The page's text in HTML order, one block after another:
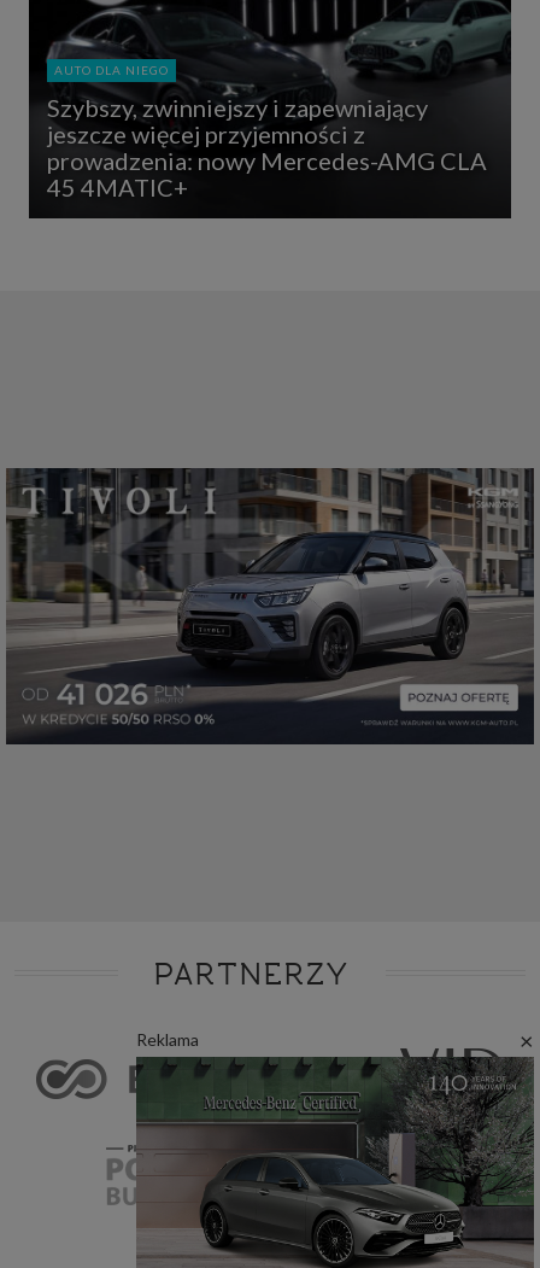
Reklama ×
AUTO DLA NIEGO
Szybszy, zwinniejszy i zapewniający
jeszcze więcej przyjemności z
prowadzenia: nowy Mercedes-AMG CLA
45 4MATIC+
PARTNERZY